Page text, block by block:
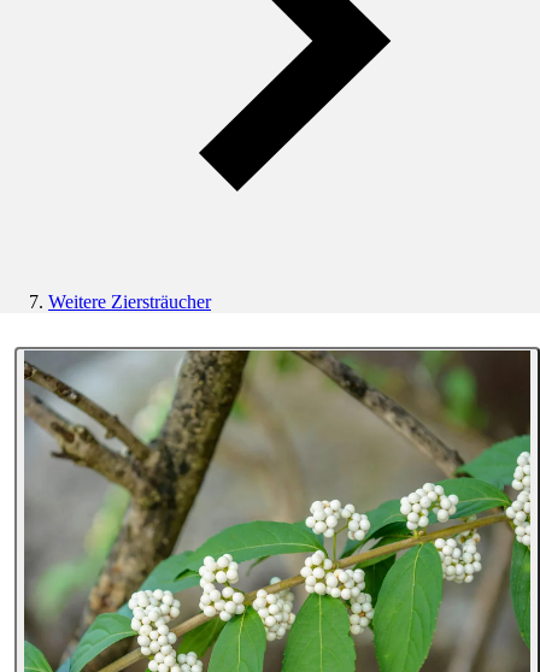
Weitere Ziersträucher